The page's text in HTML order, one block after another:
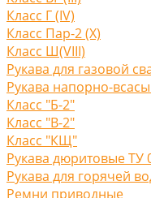
Класс Г (IV)
Класс Пар-2 (X)
Класс Ш(VIII)
Рукава для газовой
Рукава напорно-
Класс "Б-2"
Класс "В-2"
Класс "КЩ"
Рукава дюритовые ТУ
Рукава для горячей
Ремни приводные